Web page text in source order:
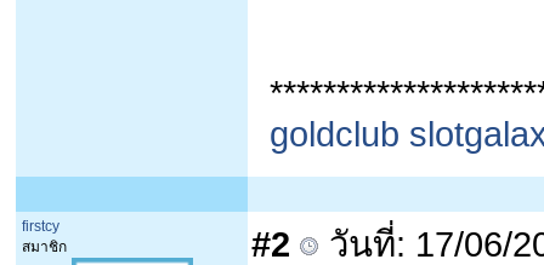
goldclub slot
firstcy
สมาชิก
#2
วันที่: 17/06/